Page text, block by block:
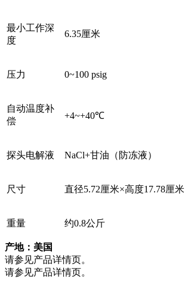
最小工作深
度
6.35厘米
压力 0~100 psig
自动温度补
偿
+4~+40℃
探头电解液 NaCl+甘油（防冻液）
尺寸 直径5.72厘米×高度17.78厘米
重量 约0.8公斤
产地：美国
请参见产品详情页。
请参见产品详情页。